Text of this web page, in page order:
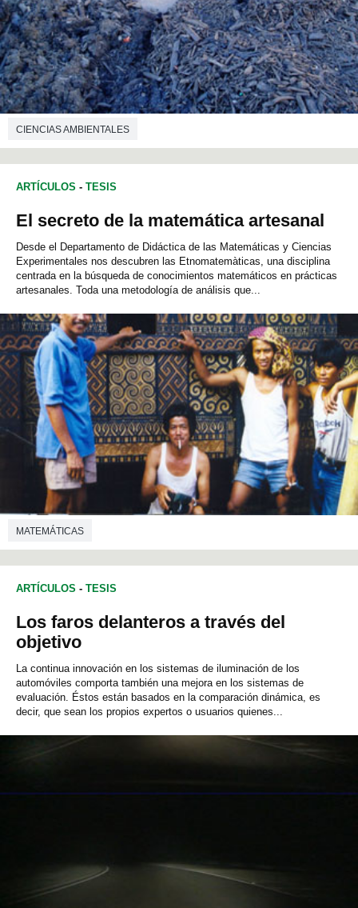
CIENCIAS AMBIENTALES
ARTÍCULOS - TESIS
El secreto de la matemática artesanal
Desde el Departamento de Didáctica de las Matemáticas y Ciencias
Experimentales nos descubren las Etnomatemàticas, una disciplina
centrada en la búsqueda de conocimientos matemáticos en prácticas
artesanales. Toda una metodología de análisis que...
MATEMÁTICAS
ARTÍCULOS - TESIS
Los faros delanteros a través del
objetivo
La continua innovación en los sistemas de iluminación de los
automóviles comporta también una mejora en los sistemas de
evaluación. Éstos están basados en la comparación dinámica, es
decir, que sean los propios expertos o usuarios quienes...